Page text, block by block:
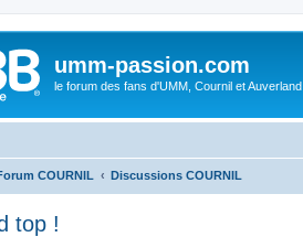
umm-passion.com
le forum des fans d'UMM, Cournil et Auverland
COURNIL Discussions COURNIL
top !